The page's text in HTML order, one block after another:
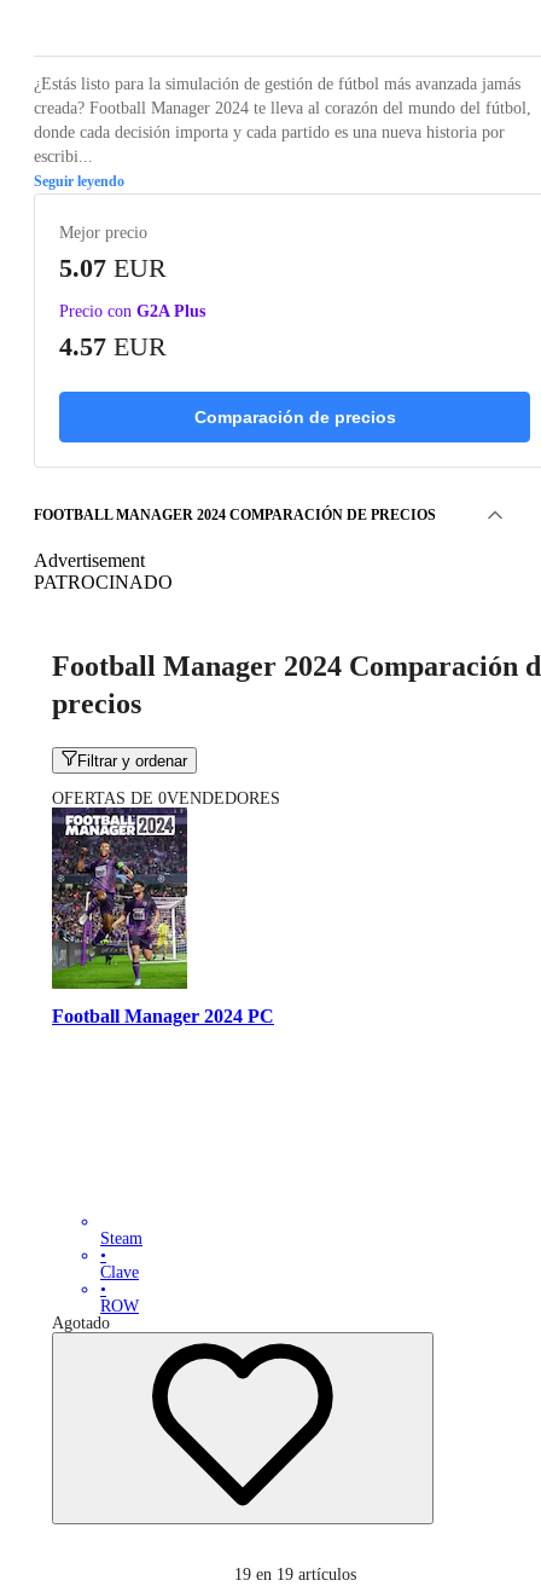
¿Estás listo para la simulación de gestión de fútbol más avanzada jamás
creada? Football Manager 2024 te lleva al corazón del mundo del fútbol,
donde cada decisión importa y cada partido es una nueva historia por
escribi...
Seguir leyendo
Mejor precio
5.07 EUR
Precio con G2A Plus
4.57 EUR
Comparación de precios
FOOTBALL MANAGER 2024 COMPARACIÓN DE PRECIOS
Advertisement
PATROCINADO
Football Manager 2024 Comparación
precios
Filtrar y ordenar
OFERTAS DE 0VENDEDORES
Football Manager 2024 PC
Steam
•
Clave
•
ROW
Agotado
19 en 19 artículos